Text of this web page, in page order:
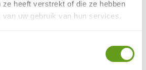
ze heeft verstrekt of die ze hebben
uw gebruik van hun services.
reis
wandelreizen in Zuid-Europa.